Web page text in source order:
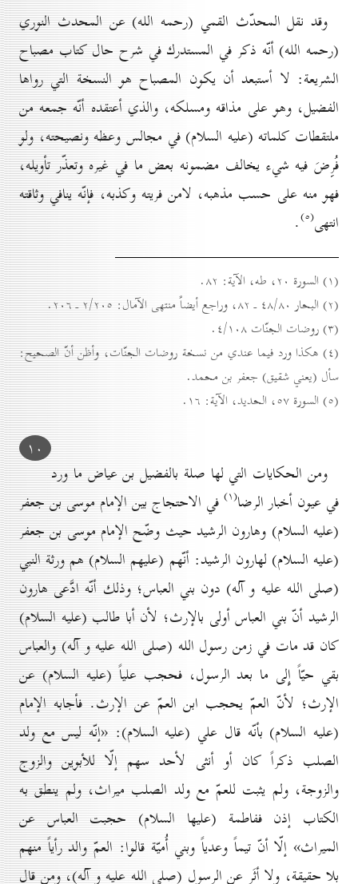
وقد نقل المحدّث القمي (رحمه الله) عن المحدث النوري
(رحمه الله) أنّه ذكر في المستدرك في شرح حال كتاب مصباح
الشريعة: لا أستبعد أن يكون المصباح هو النسخة التي رواها
الفضيل، وهو على مذاقه ومسلكه، والذي أعتقده أنّه جمعه من
ملتقطات كلماته (عليه السلام) في مجالس وعظه ونصيحته، ولو
فُرِضَ فيه شيء يخالف مضمونه بعض ما في غيره وتعذّر تأويله،
فهو منه على حسب مذهبه، لامن فريته وكذبه، فإنّه ينافي وثاقته
انتهى(٥) .
(۱) السورة ۲٠، طه، الآية: ۸۲.
(۲) البحار ٤۸/۸٠ ـ ۸۲، وراجع أيضاً منتهى الآمال: ۲/۲٠٥ ـ ۲٠٦.
(۳) روضات الجنّات ٤/۱٠۸.
(٤) هكذا ورد فيما عندي من نسخة روضات الجنّات، وأظن أنّ الصحيح:
سأل (يعني شقيق) جعفر بن محمد.
(٥) السورة ٥۷، الحديد، الآية: ۱٦.
۱٠
ومن الحكايات التي لها صلة بالفضيل بن عياض ما ورد
في عيون أخبار الرضا(۱)
في الاحتجاج بين الإمام موسى بن جعفر
(عليه السلام) وهارون الرشيد حيث وضّح الإمام موسى بن جعفر
(عليه السلام) لهارون الرشيد: أنّهم (عليهم السلام) هم ورثة النبي
(صلى الله عليه و آله) دون بني العباس؛ وذلك أنّه ادَّعى هارون
الرشيد أنّ بني العباس أولى بالإرث؛ لأن أبا طالب (عليه السلام)
كان قد مات في زمن رسول الله (صلى الله عليه و آله) والعباس
بقي حيّاً إِلى ما بعد الرسول، فحجب علياً (عليه السلام) عن
الإرث؛ لأنّ العمّ يحجب ابن العمّ عن الإرث. فأجابه الإمام
(عليه السلام) بأنّه قال علي (عليه السلام): «إنّه ليس مع ولد
الصلب ذكراً كان أو أنثى لأحد سهم إلّا للأبوين والزوج
والزوجة، ولم يثبت للعمّ مع ولد الصلب ميراث، ولم ينطق به
الكتاب إذن ففاطمة (عليها السلام) حجبت العباس عن
الميراث» إلّا أنّ تيماً وعدياً وبني أُميّة قالوا: العمّ والد رأياً منهم
بلا حقيقة، ولا أثَر عن الرسول (صلى الله عليه و آله)، ومن قال